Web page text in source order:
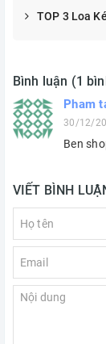
TOP 3 Loa
Bình luận (1
Pham
30/12/
Ben
VIẾT BÌNH